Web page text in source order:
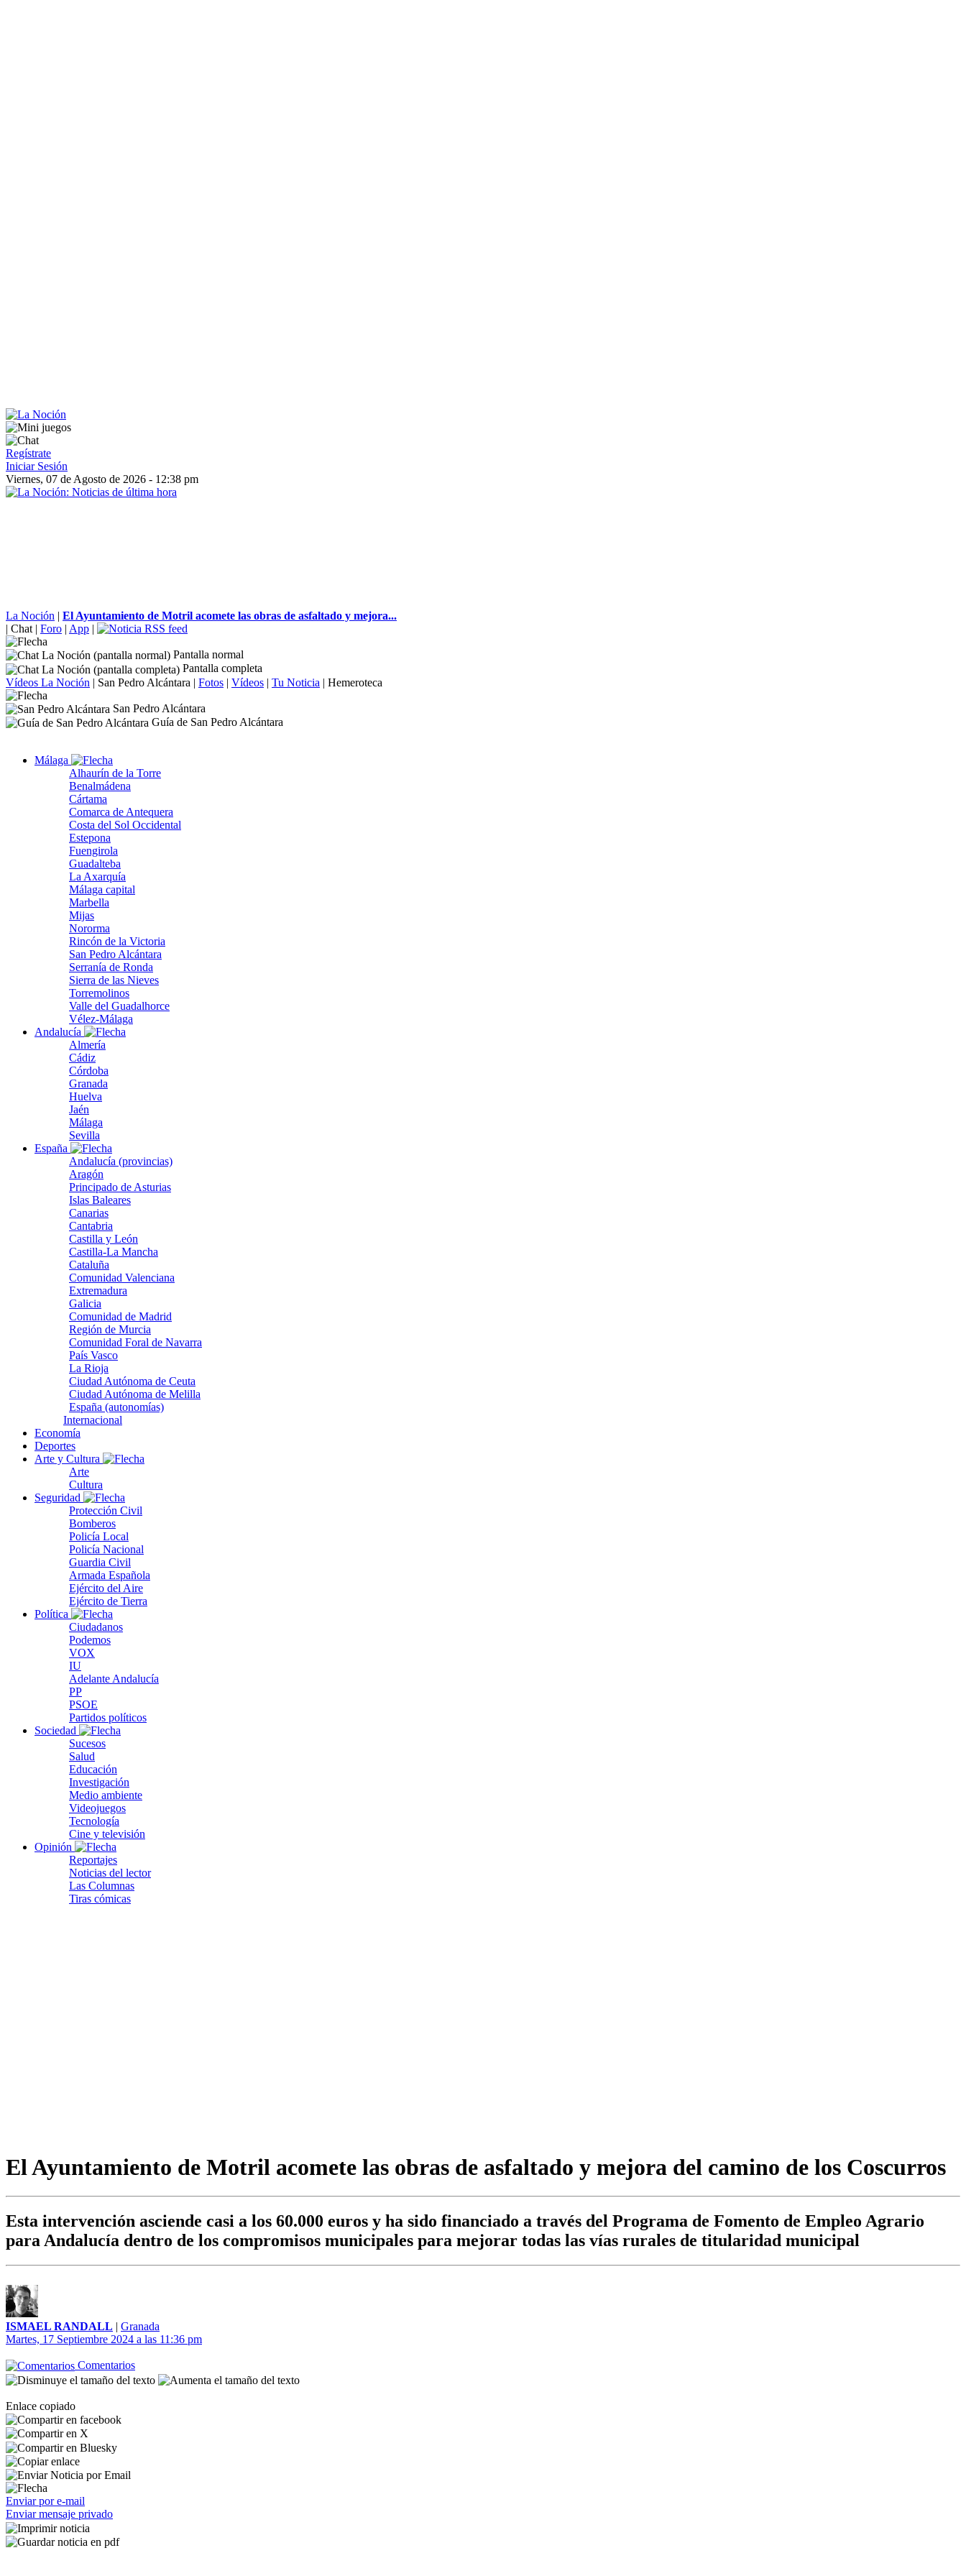
Regístrate
Iniciar Sesión
Viernes, 07 de Agosto de 2026 - 12:38 pm
La Noción | El Ayuntamiento de Motril acomete las obras de asfaltado y mejora...
| Chat | Foro | App |
Pantalla normal
Pantalla completa
Vídeos La Noción | San Pedro Alcántara | Fotos | Vídeos | Tu Noticia | Hemeroteca
San Pedro Alcántara
Guía de San Pedro Alcántara
Málaga
Alhaurín de la Torre
Benalmádena
Cártama
Comarca de Antequera
Costa del Sol Occidental
Estepona
Fuengirola
Guadalteba
La Axarquía
Málaga capital
Marbella
Mijas
Nororma
Rincón de la Victoria
San Pedro Alcántara
Serranía de Ronda
Sierra de las Nieves
Torremolinos
Valle del Guadalhorce
Vélez-Málaga
Andalucía
Almería
Cádiz
Córdoba
Granada
Huelva
Jaén
Málaga
Sevilla
España
Andalucía (provincias)
Aragón
Principado de Asturias
Islas Baleares
Canarias
Cantabria
Castilla y León
Castilla-La Mancha
Cataluña
Comunidad Valenciana
Extremadura
Galicia
Comunidad de Madrid
Región de Murcia
Comunidad Foral de Navarra
País Vasco
La Rioja
Ciudad Autónoma de Ceuta
Ciudad Autónoma de Melilla
España (autonomías)
Internacional
Economía
Deportes
Arte y Cultura
Arte
Cultura
Seguridad
Protección Civil
Bomberos
Policía Local
Policía Nacional
Guardia Civil
Armada Española
Ejército del Aire
Ejército de Tierra
Política
Ciudadanos
Podemos
VOX
IU
Adelante Andalucía
PP
PSOE
Partidos políticos
Sociedad
Sucesos
Salud
Educación
Investigación
Medio ambiente
Videojuegos
Tecnología
Cine y televisión
Opinión
Reportajes
Noticias del lector
Las Columnas
Tiras cómicas
El Ayuntamiento de Motril acomete las obras de asfaltado y mejora del camino de los Coscurros
Esta intervención asciende casi a los 60.000 euros y ha sido financiado a través del Programa de Fomento de Empleo Agrario
para Andalucía dentro de los compromisos municipales para mejorar todas las vías rurales de titularidad municipal
ISMAEL RANDALL | Granada
Martes, 17 Septiembre 2024 a las 11:36 pm
Comentarios
Enlace copiado
Enviar por e-mail
Enviar mensaje privado